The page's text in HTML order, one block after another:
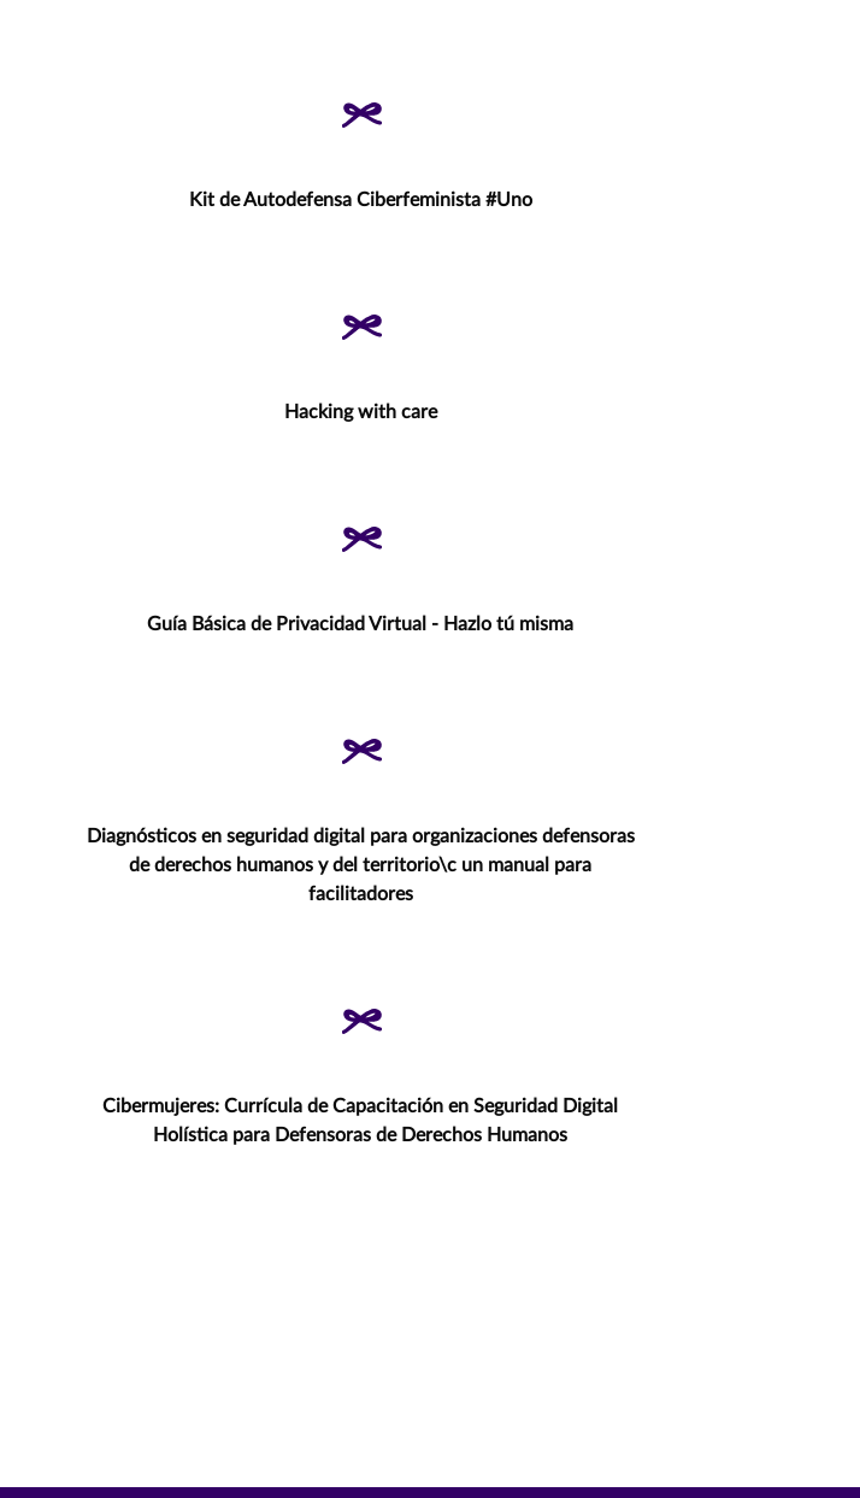
Kit de Autodefensa Ciberfeminista #Uno
Hacking with care
Guía Básica de Privacidad Virtual - Hazlo tú misma
Diagnósticos en seguridad digital para organizaciones defensoras
de derechos humanos y del territorio\c un manual para
facilitadores
Cibermujeres: Currícula de Capacitación en Seguridad Digital
Holística para Defensoras de Derechos Humanos